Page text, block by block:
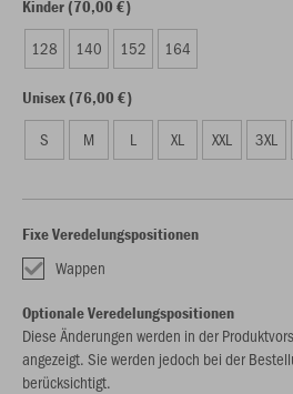
Kinder (70,00 €)
128 140 152 164
Unisex (76,00 €)
S M L XL XXL 3XL
Fixe Veredelungspositionen
Wappen
Optionale Veredelungspositionen
Diese Änderungen werden in der
angezeigt. Sie werden jedoch bei der
berücksichtigt.